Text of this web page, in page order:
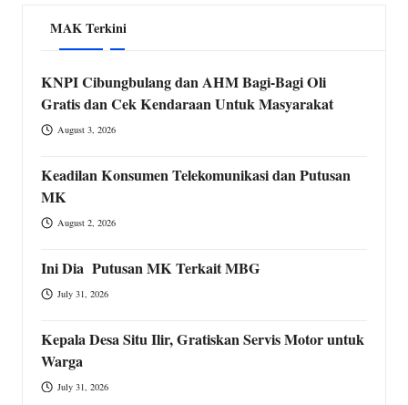
MAK Terkini
KNPI Cibungbulang dan AHM Bagi-Bagi Oli
Gratis dan Cek Kendaraan Untuk Masyarakat
August 3, 2026
Keadilan Konsumen Telekomunikasi dan Putusan
MK
August 2, 2026
Ini Dia Putusan MK Terkait MBG
July 31, 2026
Kepala Desa Situ Ilir, Gratiskan Servis Motor untuk
Warga
July 31, 2026